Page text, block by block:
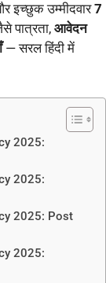
इच्छुक उम्मीदवार7
आवेदन
— सरल हिंदी में
2025:
2025:
2025: Post
2025: